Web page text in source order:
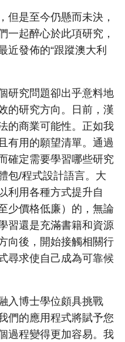
但是至今仍懸而未決，
一起醉心於此項研究，
近發佈的“跟蹤澳大利
研究問題卻出乎意料地
的研究方向。日前，漢
的商業可能性。正如我
有用的願望清單。通過
確定需要學習哪些研究
包/程式設計語言。大
利用各種方式提升自
少價格低廉）的，無論
習還是充滿書籍和資源
向後，開始接觸相關行
尋求使自己成為可靠候
入博士學位頗具挑戰
們的應用程式將賦予您
過程變得更加容易。我